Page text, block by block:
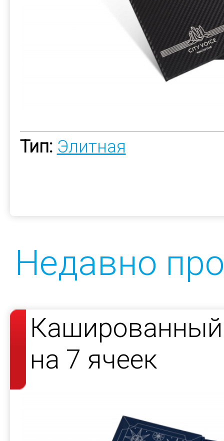
Тип: Элитная
Недавно
Кашированный
на 7 ячеек